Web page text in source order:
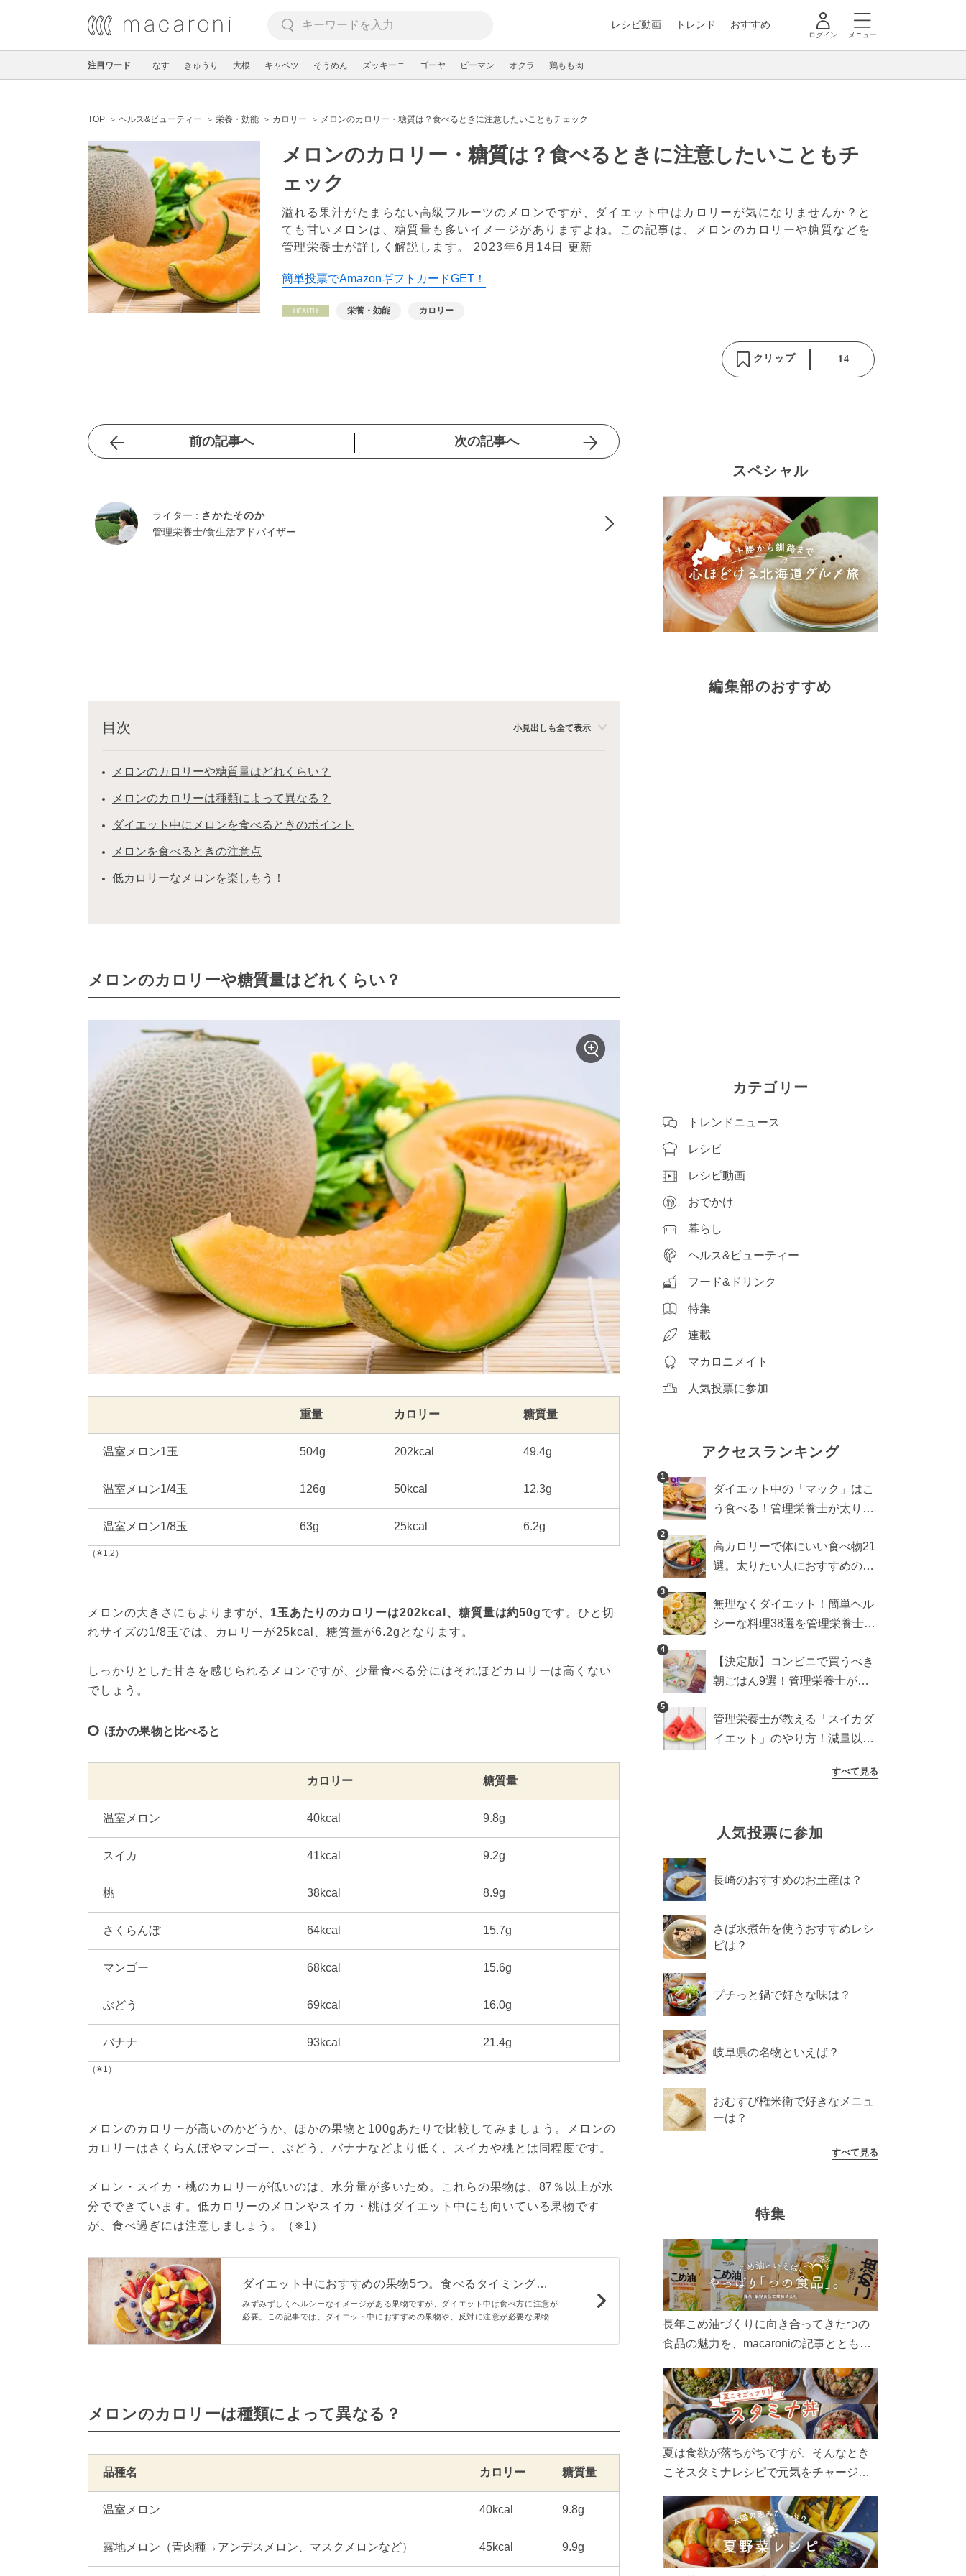
レシピ動画 トレンド おすすめ
ログイン メニュー
注目ワード なす きゅうり 大根 キャベツ そうめん ズッキーニ ゴーヤ ピーマン オクラ 鶏もも肉
TOP ヘルス&ビューティー 栄養・効能 カロリー メロンのカロリー・糖質は？食べるときに注意したいこともチェック
メロンのカロリー・糖質は？食べるときに注意したいこともチ
ェック
溢れる果汁がたまらない高級フルーツのメロンですが、ダイエット中はカロリーが気になりませんか？と
ても甘いメロンは、糖質量も多いイメージがありますよね。この記事は、メロンのカロリーや糖質などを
管理栄養士が詳しく解説します。 2023年6月14日 更新
簡単投票でAmazonギフトカードGET！
栄養・効能 カロリー
クリップ 14
前の記事へ 次の記事へ
ライター : さかたそのか
管理栄養士/食生活アドバイザー
目次 小見出しも全て表示
メロンのカロリーや糖質量はどれくらい？
メロンのカロリーは種類によって異なる？
ダイエット中にメロンを食べるときのポイント
メロンを食べるときの注意点
低カロリーなメロンを楽しもう！
メロンのカロリーや糖質量はどれくらい？
重量 カロリー 糖質量
温室メロン1玉 504g 202kcal 49.4g
温室メロン1/4玉 126g 50kcal 12.3g
温室メロン1/8玉 63g 25kcal 6.2g
（※1,2）
メロンの大きさにもよりますが、 1玉あたりのカロリーは202kcal、糖質量は約50gです。ひと切
れサイズの1/8玉では、カロリーが25kcal、糖質量が6.2gとなります。
しっかりとした甘さを感じられるメロンですが、少量食べる分にはそれほどカロリーは高くない
でしょう。
ほかの果物と比べると
カロリー 糖質量
温室メロン 40kcal 9.8g
スイカ 41kcal 9.2g
桃 38kcal 8.9g
さくらんぼ 64kcal 15.7g
マンゴー 68kcal 15.6g
ぶどう 69kcal 16.0g
バナナ 93kcal 21.4g
（※1）
メロンのカロリーが高いのかどうか、ほかの果物と100gあたりで比較してみましょう。メロンの
カロリーはさくらんぼやマンゴー、ぶどう、バナナなどより低く、スイカや桃とは同程度です。
メロン・スイカ・桃のカロリーが低いのは、水分量が多いため。これらの果物は、87％以上が水
分でできています。低カロリーのメロンやスイカ・桃はダイエット中にも向いている果物です
が、食べ過ぎには注意しましょう。（※1）
ダイエット中におすすめの果物5つ。食べるタイミングや
太りやすい果物も【管理栄養士執筆】
みずみずしくヘルシーなイメージがある果物ですが、ダイエット中は食べ方に注意が
必要。この記事では、ダイエット中におすすめの果物や、反対に注意が必要な果物を
メロンのカロリーは種類によって異なる？
品種名 カロリー 糖質量
温室メロン 40kcal 9.8g
露地メロン（青肉種→アンデスメロン、マスクメロンなど） 45kcal 9.9g
スペシャル
編集部のおすすめ
カテゴリー
トレンドニュース
レシピ
レシピ動画
おでかけ
暮らし
ヘルス&ビューティー
フード&ドリンク
特集
連載
マカロニメイト
人気投票に参加
アクセスランキング
1
ダイエット中の「マック」はこ
う食べる！管理栄養士が太りに
2
高カロリーで体にいい食べ物21
選。太りたい人におすすめのレ
3
無理なくダイエット！簡単ヘル
シーな料理38選を管理栄養士が
4
【決定版】コンビニで買うべき
朝ごはん9選！管理栄養士がロ
厳選
5
管理栄養士が教える「スイカダ
イエット」のやり方！減量以外
すべて見る
人気投票に参加
長崎のおすすめのお土産は？
さば水煮缶を使うおすすめレシ
ピは？
プチっと鍋で好きな味は？
岐阜県の名物といえば？
おむすび権米衛で好きなメニュ
ーは？
すべて見る
特集
長年こめ油づくりに向き合ってきたつの
食品の魅力を、macaroniの記事とともに
ん、製造現場や品質へのこだわりまで。
こめ油をもっと好きになるコンテンツを
ぜひお楽しみください。
夏は食欲が落ちがちですが、そんなとき
こそスタミナレシピで元気をチャージ！
リ食べて、夏バテを吹き飛ばしましょ
う！